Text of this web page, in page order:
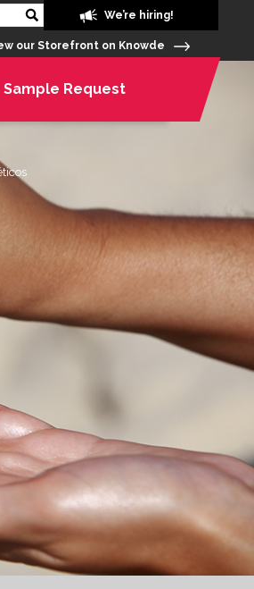
We’re hiring!
our Storefront on Knowde
Sample Request